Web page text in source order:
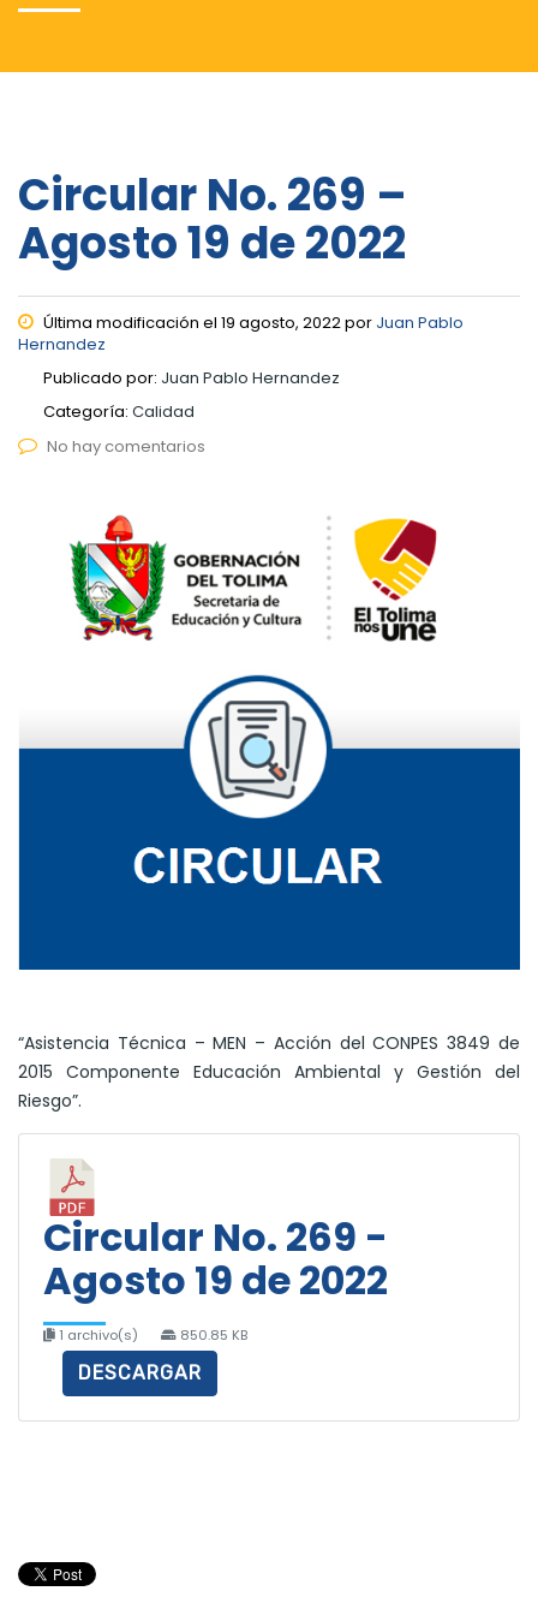
Circular No. 269 –
Agosto 19 de 2022
Última modificación el 19 agosto, 2022 por Juan Pablo
Hernandez
Publicado por: Juan Pablo Hernandez
Categoría: Calidad
No hay comentarios
“Asistencia Técnica – MEN – Acción del CONPES 3849 de
2015 Componente Educación Ambiental y Gestión del
Riesgo”.
Circular No. 269 -
Agosto 19 de 2022
1 archivo(s) 850.85 KB
DESCARGAR